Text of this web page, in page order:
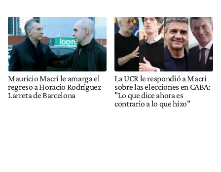
Mauricio Macri le amarga el
regreso a Horacio Rodríguez
Larreta de Barcelona
La UCR le respondió a Macri
sobre las elecciones en CABA:
"Lo que dice ahora es
contrario a lo que hizo"